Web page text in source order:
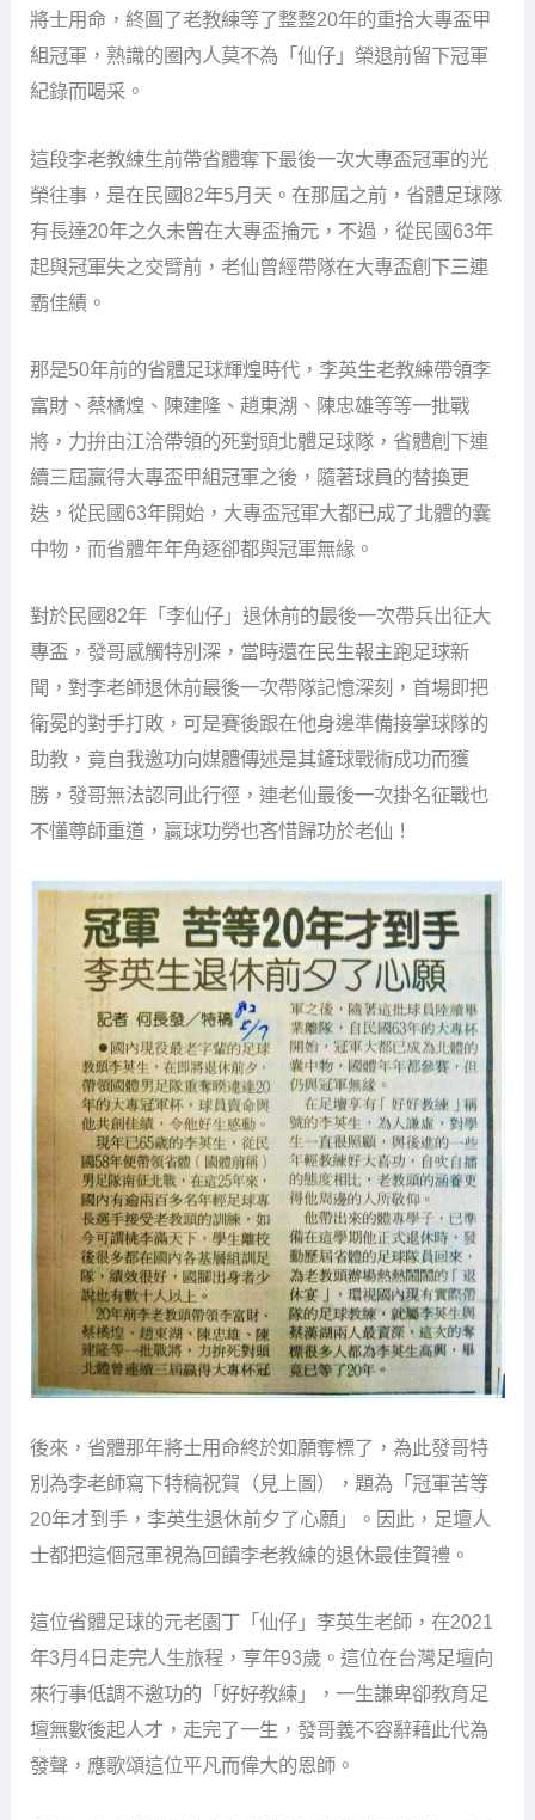
將士用命，終圓了老教練等了整整20年的重拾大專盃甲
組冠軍，熟識的圈內人莫不為「仙仔」榮退前留下冠軍
紀錄而喝采。
這段李老教練生前帶省體奪下最後一次大專盃冠軍的光
榮往事，是在民國82年5月天。在那屆之前，省體足球隊
有長達20年之久未曾在大專盃掄元，不過，從民國63年
起與冠軍失之交臂前，老仙曾經帶隊在大專盃創下三連
霸佳績。
那是50年前的省體足球輝煌時代，李英生老教練帶領李
富財、蔡橘煌、陳建隆、趙東湖、陳忠雄等等一批戰
將，力拚由江洽帶領的死對頭北體足球隊，省體創下連
續三屆贏得大專盃甲組冠軍之後，隨著球員的替換更
迭，從民國63年開始，大專盃冠軍大都已成了北體的囊
中物，而省體年年角逐卻都與冠軍無緣。
對於民國82年「李仙仔」退休前的最後一次帶兵出征大
專盃，發哥感觸特別深，當時還在民生報主跑足球新
聞，對李老師退休前最後一次帶隊記憶深刻，首場即把
衛冕的對手打敗，可是賽後跟在他身邊準備接掌球隊的
助教，竟自我邀功向媒體傳述是其鏟球戰術成功而獲
勝，發哥無法認同此行徑，連老仙最後一次掛名征戰也
不懂尊師重道，贏球功勞也吝惜歸功於老仙！
後來，省體那年將士用命終於如願奪標了，為此發哥特
別為李老師寫下特稿祝賀（見上圖），題為「冠軍苦等
20年才到手，李英生退休前夕了心願」。因此，足壇人
士都把這個冠軍視為回饋李老教練的退休最佳賀禮。
這位省體足球的元老園丁「仙仔」李英生老師，在2021
年3月4日走完人生旅程，享年93歲。這位在台灣足壇向
來行事低調不邀功的「好好教練」，一生謙卑卻教育足
壇無數後起人才，走完了一生，發哥義不容辭藉此代為
發聲，應歌頌這位平凡而偉大的恩師。